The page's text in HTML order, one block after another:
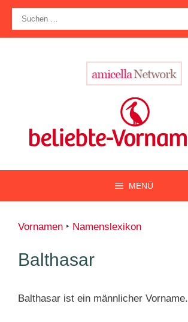
Zum
Inhalt
springen
nach:
MENÜ
Vornamen ‣ Namenslexikon
Balthasar
Balthasar ist ein männlicher Vorname.